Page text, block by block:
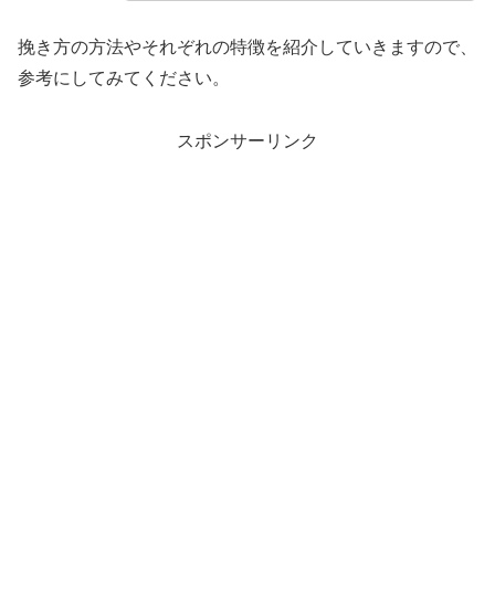
挽き方の方法やそれぞれの特徴を紹介していきますので、
参考にしてみてください。
スポンサーリンク